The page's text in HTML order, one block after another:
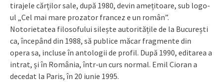
tirajele cărților sale, după 1980, devin amețitoare, sub logo-
ul „Cel mai mare prozator francez e un român”.
Notorietatea filosofului silește autoritățile de la București
ca, începând din 1988, să publice măcar fragmente din
opera sa, incluse în antologii de profil. După 1990, editarea a
intrat, și în România, într-un curs normal. Emil Cioran a
decedat la Paris, în 20 iunie 1995.